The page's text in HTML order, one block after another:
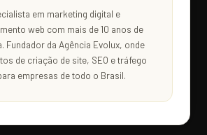
em marketing digital e
web com mais de 10 anos de
Fundador da Agência Evolux, onde
de criação de site, SEO e tráfego
empresas de todo o Brasil.